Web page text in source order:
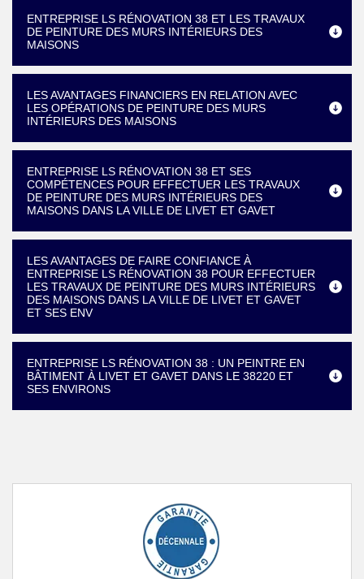
ENTREPRISE LS RÉNOVATION 38 ET LES TRAVAUX
DE PEINTURE DES MURS INTÉRIEURS DES
MAISONS
LES AVANTAGES FINANCIERS EN RELATION AVEC
LES OPÉRATIONS DE PEINTURE DES MURS
INTÉRIEURS DES MAISONS
ENTREPRISE LS RÉNOVATION 38 ET SES
COMPÉTENCES POUR EFFECTUER LES TRAVAUX
DE PEINTURE DES MURS INTÉRIEURS DES
MAISONS DANS LA VILLE DE LIVET ET GAVET
LES AVANTAGES DE FAIRE CONFIANCE À
ENTREPRISE LS RÉNOVATION 38 POUR EFFECTUER
LES TRAVAUX DE PEINTURE DES MURS INTÉRIEURS
DES MAISONS DANS LA VILLE DE LIVET ET GAVET
ET SES ENV
ENTREPRISE LS RÉNOVATION 38 : UN PEINTRE EN
BÂTIMENT À LIVET ET GAVET DANS LE 38220 ET
SES ENVIRONS